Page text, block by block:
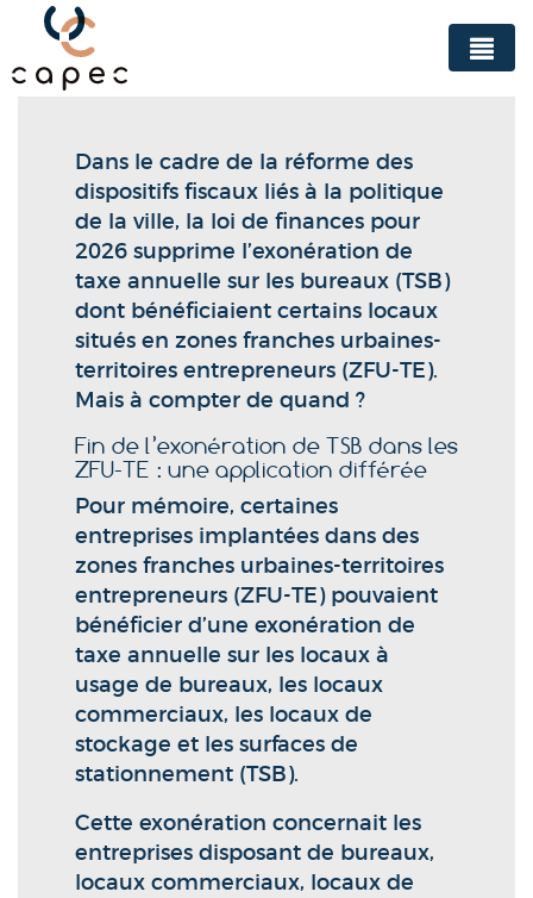
Panneau de gestion des cookies
Dans le cadre de la réforme des
dispositifs fiscaux liés à la politique
de la ville, la loi de finances pour
2026 supprime l’exonération de
taxe annuelle sur les bureaux (TSB)
dont bénéficiaient certains locaux
situés en zones franches urbaines-
territoires entrepreneurs (ZFU-TE).
Mais à compter de quand ?
Fin de l’exonération de TSB dans les
ZFU-TE : une application différée
Pour mémoire, certaines
entreprises implantées dans des
zones franches urbaines-territoires
entrepreneurs (ZFU-TE) pouvaient
bénéficier d’une exonération de
taxe annuelle sur les locaux à
usage de bureaux, les locaux
commerciaux, les locaux de
stockage et les surfaces de
stationnement (TSB).
Cette exonération concernait les
entreprises disposant de bureaux,
locaux commerciaux, locaux de